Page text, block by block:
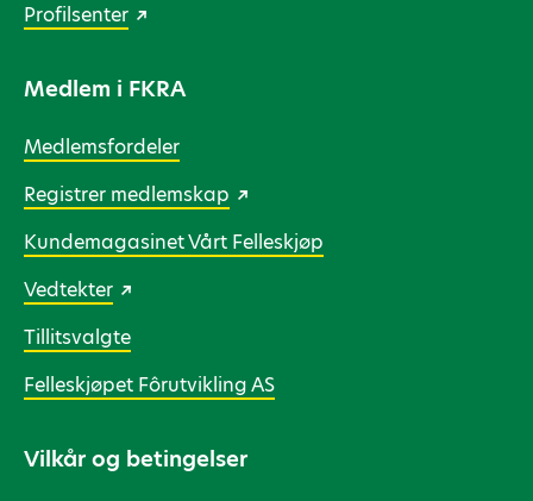
Profilsenter
Medlem i FKRA
Medlemsfordeler
Registrer medlemskap
Kundemagasinet Vårt Felleskjøp
Vedtekter
Tillitsvalgte
Felleskjøpet Fôrutvikling AS
Vilkår og betingelser